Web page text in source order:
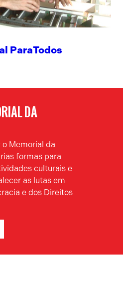
ParaTodos
DA
Memorial da
formas para
culturais e
as lutas em
e dos Direitos